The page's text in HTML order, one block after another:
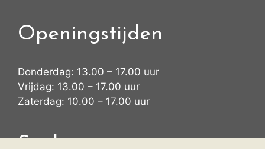
Openingstijden
Donderdag: 13.00 – 17.00 uur
Vrijdag: 13.00 – 17.00 uur
Zaterdag: 10.00 – 17.00 uur
Snelmenu